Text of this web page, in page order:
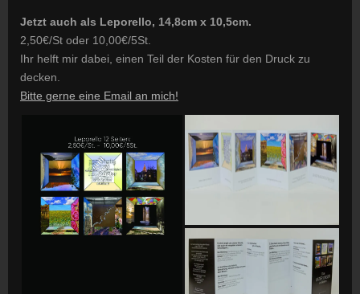
Jetzt auch als Leporello, 14,8cm x 10,5cm.
2,50€/St oder 10,00€/5St.
Ihr helft mir dabei, einen Teil der Kosten für den Druck zu
decken.
Bitte gerne eine Email an mich!